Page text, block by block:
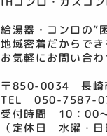
給湯器・コンロの”
地域密着だからで
お気軽にお問い合わ
〒850-0034 長崎
TEL 050-7587-
受付時間 10：00
（定休日 水曜・日